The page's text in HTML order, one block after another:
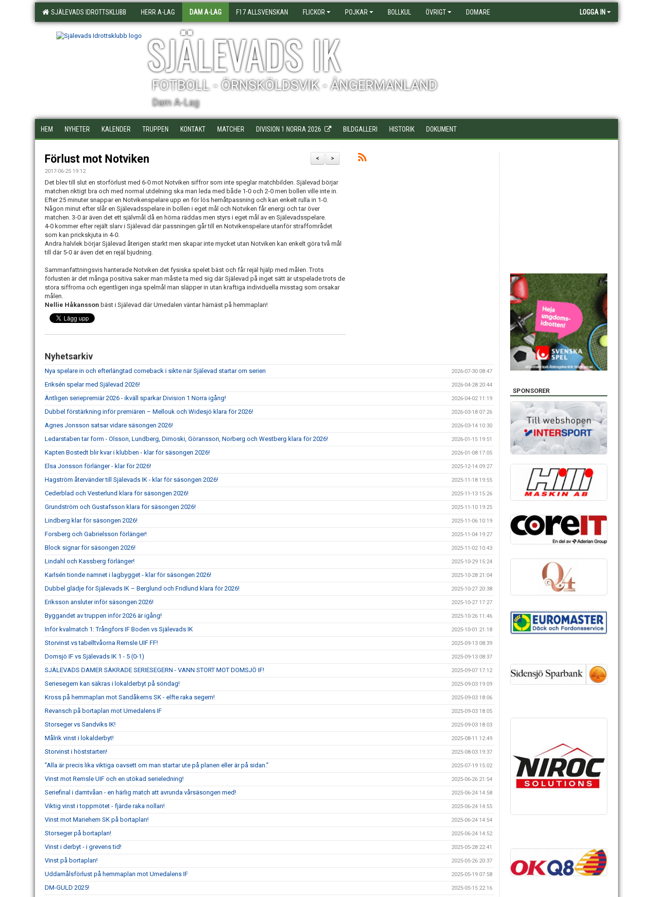
SJÄLEVADS IDROTTSKLUBB HERR A-LAG DAM A-LAG F17 ALLSVENSKAN FLICKOR POJKAR BOLLKUL ÖVRIGT DOMARE LOGGA IN
SJÄLEVADS IK
FOTBOLL - ÖRNSKÖLDSVIK - ÅNGERMANLAND
Dam A-Lag
HEM NYHETER KALENDER TRUPPEN KONTAKT MATCHER DIVISION 1 NORRA 2026 BILDGALLERI HISTORIK DOKUMENT
>
<
Förlust mot Notviken
2017-06-25 19:12
Det blev till slut en storförlust med 6-0 mot Notviken siffror som inte speglar matchbilden. Själevad börjar
matchen riktigt bra och med normal utdelning ska man leda med både 1-0 och 2-0 men bollen ville inte in.
Efter 25 minuter snappar en Notvikenspelare upp en för lös hemåtpassning och kan enkelt rulla in 1-0.
Någon minut efter slår en Själevadsspelare in bollen i eget mål och Notviken får energi och tar över
matchen. 3-0 är även det ett självmål då en hörna räddas men styrs i eget mål av en Själevadsspelare.
4-0 kommer efter rejält slarv i Själevad där passningen går till en Notvikenspelare utanför straffområdet
som kan prickskjuta in 4-0.
Andra halvlek börjar Själevad återigen starkt men skapar inte mycket utan Notviken kan enkelt göra två mål
till där 5-0 är även det en rejäl bjudning.
Sammanfattningsvis hanterade Notviken det fysiska spelet bäst och får rejäl hjälp med målen. Trots
förlusten är det många positiva saker man måste ta med sig där Själevad på inget sätt är utspelade trots de
stora siffrorna och egentligen inga spelmål man släpper in utan kraftiga individuella misstag som orsakar
målen.
Nellie Håkansson bäst i Själevad där Umedalen väntar härnäst på hemmaplan!
Nyhetsarkiv
Nya spelare in och efterlängtad comeback i sikte när Själevad startar om serien 2026-07-30 08:47
Eriksén spelar med Själevad 2026! 2026-04-28 20:44
Äntligen seriepremiär 2026 - ikväll sparkar Division 1 Norra igång! 2026-04-02 11:19
Dubbel förstärkning inför premiären – Mellouk och Widesjö klara för 2026! 2026-03-18 07:26
Agnes Jonsson satsar vidare säsongen 2026! 2026-03-14 10:30
Ledarstaben tar form - Olsson, Lundberg, Dimoski, Göransson, Norberg och Westberg klara för 2026! 2026-01-15 19:51
Kapten Bostedt blir kvar i klubben - klar för säsongen 2026! 2026-01-08 17:05
Elsa Jonsson förlänger - klar för 2026! 2025-12-14 09:27
Hagström återvänder till Själevads IK - klar för säsongen 2026! 2025-11-18 19:55
Cederblad och Vesterlund klara för säsongen 2026! 2025-11-13 15:26
Grundström och Gustafsson klara för säsongen 2026! 2025-11-10 19:25
Lindberg klar för säsongen 2026! 2025-11-06 10:19
Forsberg och Gabrielsson förlänger! 2025-11-04 19:27
Block signar för säsongen 2026! 2025-11-02 10:43
Lindahl och Kassberg förlänger! 2025-10-29 15:24
Karlsén tionde namnet i lagbygget - klar för säsongen 2026! 2025-10-28 21:04
Dubbel glädje för Själevads IK – Berglund och Fridlund klara för 2026! 2025-10-27 20:38
Eriksson ansluter inför säsongen 2026! 2025-10-27 17:27
Byggandet av truppen inför 2026 är igång! 2025-10-26 11:46
Inför kvalmatch 1: Trångfors IF Boden vs Själevads IK 2025-10-01 21:18
Storvinst vs tabelltvåorna Remsle UIF FF! 2025-09-13 08:39
Domsjö IF vs Själevads IK 1 - 5 (0-1) 2025-09-13 08:37
SJÄLEVADS DAMER SÄKRADE SERIESEGERN - VANN STORT MOT DOMSJÖ IF! 2025-09-07 17:12
Seriesegern kan säkras i lokalderbyt på söndag! 2025-09-03 19:09
Kross på hemmaplan mot Sandåkerns SK - elfte raka segern! 2025-09-03 18:06
Revansch på bortaplan mot Umedalens IF 2025-09-03 18:05
Storseger vs Sandviks IK! 2025-09-03 18:03
Målrik vinst i lokalderbyt! 2025-08-11 12:49
Storvinst i höststarten! 2025-08-03 19:37
”Alla är precis lika viktiga oavsett om man startar ute på planen eller är på sidan.” 2025-07-19 15:02
Vinst mot Remsle UIF och en utökad serieledning! 2025-06-26 21:54
Seriefinal i damtvåan - en härlig match att avrunda vårsäsongen med! 2025-06-24 14:58
Viktig vinst i toppmötet - fjärde raka nollan! 2025-06-24 14:55
Vinst mot Mariehem SK på bortaplan! 2025-06-24 14:54
Storseger på bortaplan! 2025-06-24 14:52
Vinst i derbyt - i grevens tid! 2025-05-28 22:41
Vinst på bortaplan! 2025-05-26 20:37
Uddamålsförlust på hemmaplan mot Umedalens IF 2025-05-19 07:58
DM-GULD 2025! 2025-05-15 22:16
SPONSORER